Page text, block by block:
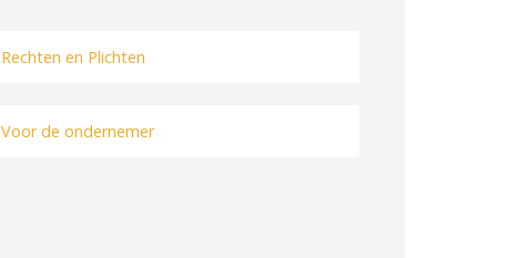
Rechten en Plichten
Voor de ondernemer